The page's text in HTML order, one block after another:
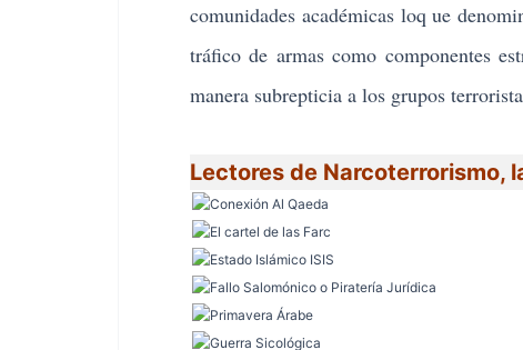
comunidades académicas loq ue
tráfico de armas como componentes
manera subrepticia a los grupos
Lectores de Narcoterrorismo,